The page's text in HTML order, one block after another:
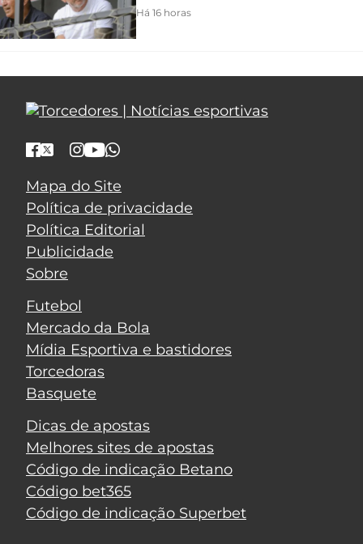
Há 16 horas
Mapa do Site
Política de privacidade
Política Editorial
Publicidade
Sobre
Futebol
Mercado da Bola
Mídia Esportiva e bastidores
Torcedoras
Basquete
Dicas de apostas
Melhores sites de apostas
Código de indicação Betano
Código bet365
Código de indicação Superbet